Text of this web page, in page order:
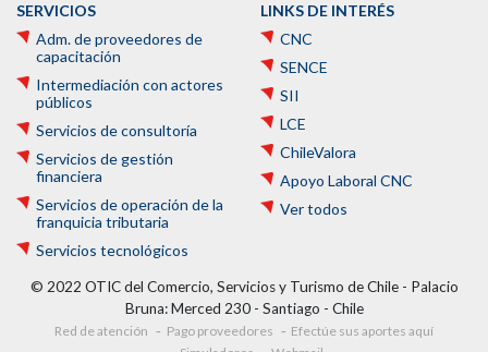
SERVICIOS
Adm. de proveedores de
capacitación
Intermediación con actores
públicos
Servicios de consultoría
Servicios de gestión
financiera
Servicios de operación de la
franquicia tributaria
Servicios tecnológicos
LINKS DE INTERÉS
CNC
SENCE
SII
LCE
ChileValora
Apoyo Laboral CNC
Ver todos
© 2022 OTIC del Comercio, Servicios y Turismo de Chile - Palacio
Bruna: Merced 230 - Santiago - Chile
Red de atención Pago proveedores
Efectúe sus aportes aquí